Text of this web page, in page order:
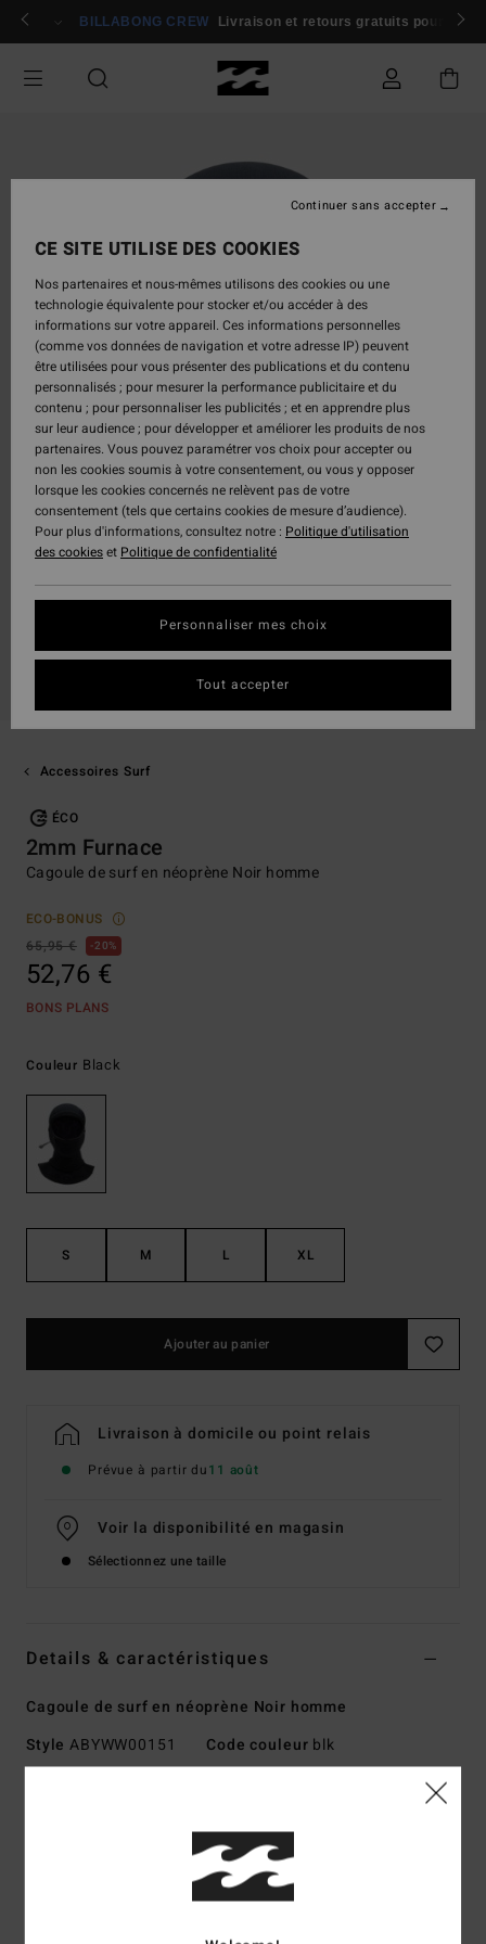
Passer
🏄 Participer
BILLABONG CREW Livraison et retours gratuits pour les
Accessoires Surf
ÉCO
2mm Furnace
Cagoule de surf en néoprène Noir homme
ECO-BONUS
65,95 €
20%
52,76 €
BONS PLANS
Couleur Black
S M L XL
Ajouter au panier
Livraison à domicile ou point relais
Prévue à partir du11 août
Voir la disponibilité en magasin
Sélectionnez une taille
Details & caractéristiques
Cagoule de surf en néoprène Noir homme
Style ABYWW00151 Code couleur blk
Accessoires de combinaisons
Matière extérieuree PRO STRETCH plus douce
et plus légère, 100% recyclée
CE SITE UTILISE DES COOKIES
Nos partenaires et nous-mêmes utilisons des cookies ou une
technologie équivalente pour stocker et/ou accéder à des
informations sur votre appareil. Ces informations personnelles
(comme vos données de navigation et votre adresse IP) peuvent
être utilisées pour vous présenter des publications et du contenu
personnalisés ; pour mesurer la performance publicitaire et du
contenu ; pour personnaliser les publicités ; et en apprendre plus
sur leur audience ; pour développer et améliorer les produits de nos
partenaires. Vous pouvez paramétrer vos choix pour accepter ou
non les cookies soumis à votre consentement, ou vous y opposer
lorsque les cookies concernés ne relèvent pas de votre
consentement (tels que certains cookies de mesure d’audience).
Pour plus d'informations, consultez notre : Politique d'utilisation
des cookieset Politique de confidentialité
Personnaliser mes choix
Continuer sans accepter
Tout accepter